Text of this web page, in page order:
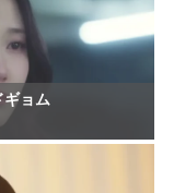
ギョム